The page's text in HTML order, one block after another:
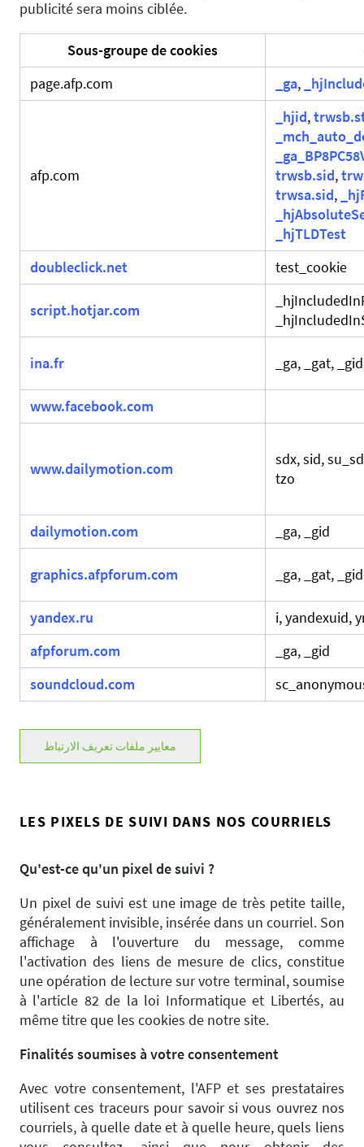
publicité sera moins ciblée.
Sous-groupe de cookies
page.afp.com
_ga,
afp.com
_hjid,
trwsb.sid,
trwsa.sid,
_hjTLDTest
doubleclick.net
test_cookie
script.hotjar.com
ina.fr _ga, _gat, _gid
www.facebook.com
www.dailymotion.com
sdx, sid,
tzo
dailymotion.com _ga, _gid
graphics.afpforum.com _ga, _gat, _gid
yandex.ru
i, yandexuid,
afpforum.com
_ga, _gid
soundcloud.com
معايير ملفات تعريف الارتباط
LES PIXELS DE SUIVI DANS NOS COURRIELS
Qu'est-ce qu'un pixel de suivi ?
Un pixel de suivi est une image de très petite taille,
généralement invisible, insérée dans un courriel. Son
affichage à l'ouverture du message, comme
l'activation des liens de mesure de clics, constitue
une opération de lecture sur votre terminal, soumise
à l'article 82 de la loi Informatique et Libertés, au
même titre que les cookies de notre site.
Finalités soumises à votre consentement
Avec votre consentement, l'AFP et ses prestataires
utilisent ces traceurs pour savoir si vous ouvrez nos
courriels, à quelle date et à quelle heure, quels liens